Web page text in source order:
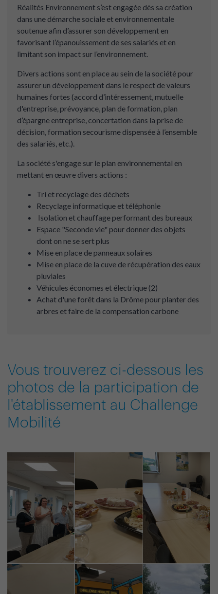
Réalités Environnement s’est engagée dès sa création
dans une démarche sociale et environnementale
soutenue afin d’assurer son développement en
favorisant l’épanouissement de ses salariés et en
limitant son impact sur l’environnement.
Divers actions sont en place au sein de la société pour
assurer un développement dans le respect de valeurs
humaines fortes (accord d’intéressement, mutuelle
d'entreprise, prévoyance, plan de formation, plan
d’épargne entreprise, concertation dans la prise de
décision, formation secourisme dispensée à l’ensemble
des salariés, etc.).
La société s'engage sur le plan environnemental en
mettant en œuvre divers actions :
Tri et recyclage des déchets
Recyclage informatique et téléphonie
Isolation et chauffage performant des bureaux
Espace "Seconde vie" pour donner des objets
dont on ne se sert plus
Mise en place de panneaux solaires
Mise en place de la cuve de récupération des eaux
pluviales
Véhicules économes et électrique (2)
Achat d'une forêt dans la Drôme pour planter des
arbres et faire de la compensation carbone
Vous trouverez ci-dessous les
photos de la participation de
l'établissement au Challenge
Mobilité